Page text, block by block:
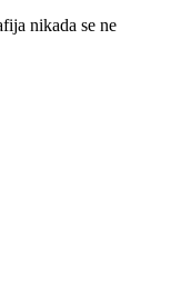
nikada se ne